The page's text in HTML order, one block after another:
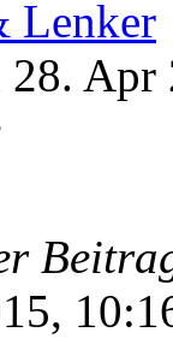
Lenker
Apr